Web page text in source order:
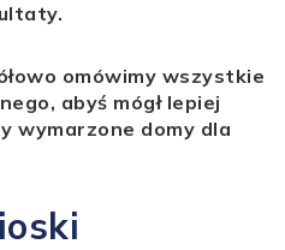
omówimy wszystkie
abyś mógł lepiej
wymarzone domy dla